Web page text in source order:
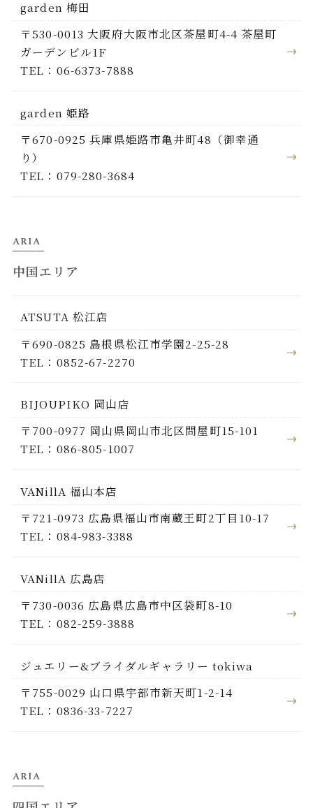
garden 梅田
〒530-0013 大阪府大阪市北区茶屋町4-4 茶屋町
ガーデンビル1F
TEL：06-6373-7888
garden 姫路
〒670-0925 兵庫県姫路市亀井町48（御幸通
り）
TEL：079-280-3684
ARIA
中国エリア
ATSUTA 松江店
〒690-0825 島根県松江市学園2-25-28
TEL：0852-67-2270
BIJOUPIKO 岡山店
〒700-0977 岡山県岡山市北区問屋町15-101
TEL：086-805-1007
VANillA 福山本店
〒721-0973 広島県福山市南蔵王町2丁目10-17
TEL：084-983-3388
VANillA 広島店
〒730-0036 広島県広島市中区袋町8-10
TEL：082-259-3888
ジュエリー&ブライダルギャラリー tokiwa
〒755-0029 山口県宇部市新天町1-2-14
TEL：0836-33-7227
ARIA